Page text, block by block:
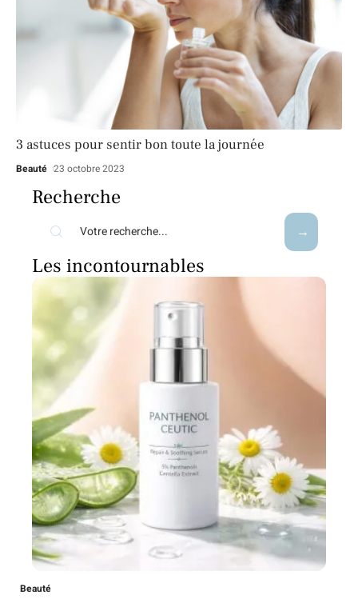
3 astuces pour sentir bon toute la journée
Beauté 23 octobre 2023
Recherche
Les incontournables
Beauté